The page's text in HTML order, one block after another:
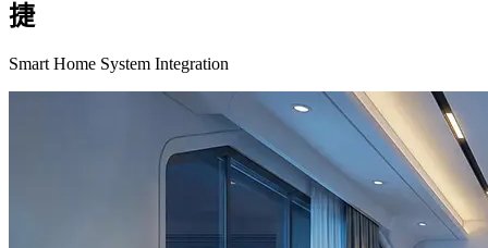
捷
Smart Home System Integration